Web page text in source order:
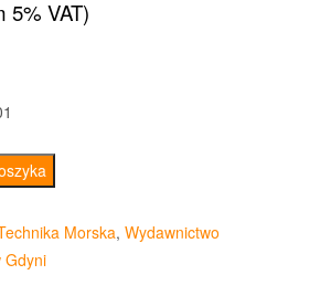
5% VAT)
Morska, Wydawnictwo
Gdyni